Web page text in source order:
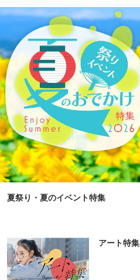
夏祭り・夏のイベント特集
アート特集